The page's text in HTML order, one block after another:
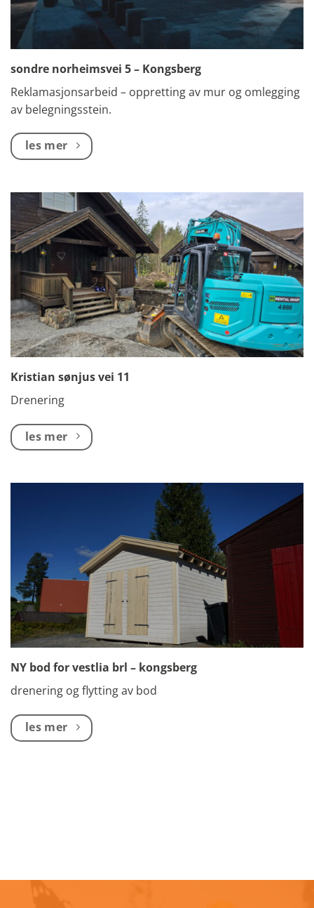
sondre norheimsvei 5 – Kongsberg
Reklamasjonsarbeid – oppretting av mur og omlegging
av belegningsstein.
les mer
Kristian sønjus vei 11
Drenering
les mer
NY bod for vestlia brl – kongsberg
drenering og flytting av bod
les mer